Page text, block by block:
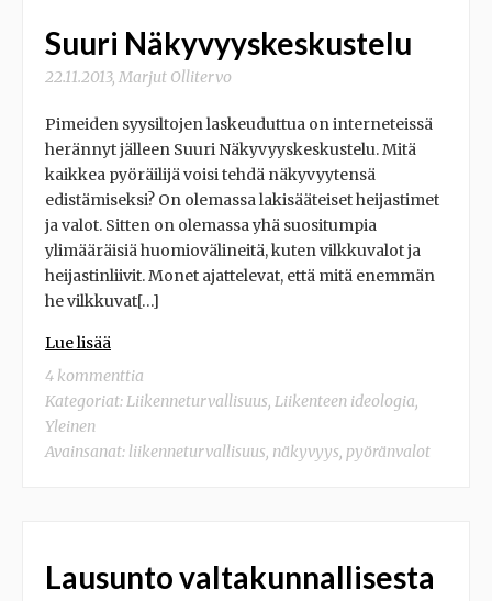
Suuri Näkyvyyskeskustelu
22.11.2013, Marjut Ollitervo
Pimeiden syysiltojen laskeuduttua on interneteissä
herännyt jälleen Suuri Näkyvyyskeskustelu. Mitä
kaikkea pyöräilijä voisi tehdä näkyvyytensä
edistämiseksi? On olemassa lakisääteiset heijastimet
ja valot. Sitten on olemassa yhä suositumpia
ylimääräisiä huomiovälineitä, kuten vilkkuvalot ja
heijastinliivit. Monet ajattelevat, että mitä enemmän
he vilkkuvat[…]
Lue lisää
4 kommenttia
Kategoriat:Liikenneturvallisuus, Liikenteen ideologia,
Yleinen
Avainsanat: liikenneturvallisuus, näkyvyys, pyöränvalot
Lausunto valtakunnallisesta